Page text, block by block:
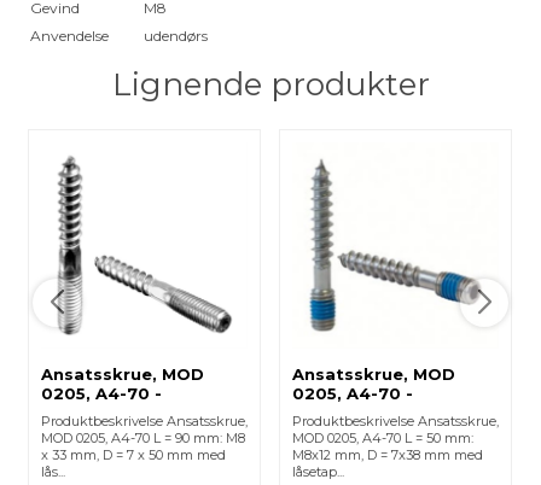
Gevind
M8
Anvendelse
udendørs
Lignende produkter
Ansatsskrue, MOD
0205, A4-70 -
(240205090) 240205-
090 - 1 Stk.
Produktbeskrivelse Ansatsskrue,
MOD 0205, A4-70 L = 90 mm: M8
x 33 mm, D = 7 x 50 mm med
lås...
Ansatsskrue, MOD
0205, A4-70 -
(240205050) 240205-
050 - 1 Stk.
Produktbeskrivelse Ansatsskrue,
MOD 0205, A4-70 L = 50 mm:
M8x12 mm, D = 7x38 mm med
låsetap...